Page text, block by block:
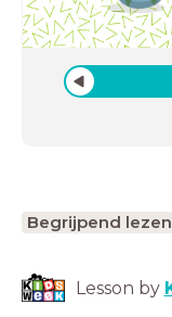
Begrijpend lezen
Lesson by